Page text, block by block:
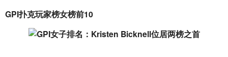
GPI扑克玩家榜女榜前10